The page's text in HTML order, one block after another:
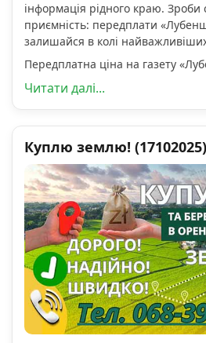
інформація рідного краю. Зроби
приємність: передплати
залишайся в колі
Передплатна ціна на газету
Читати далі...
Куплю землю! (17102025)